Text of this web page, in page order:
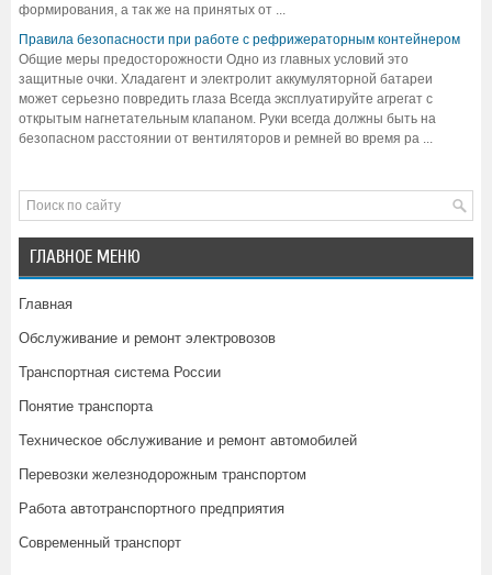
формирования, а так же на принятых от ...
Правила безопасности при работе с рефрижераторным контейнером
Общие меры предосторожности Одно из главных условий это
защитные очки. Хладагент и электролит аккумуляторной батареи
может серьезно повредить глаза Всегда эксплуатируйте агрегат с
открытым нагнетательным клапаном. Руки всегда должны быть на
безопасном расстоянии от вентиляторов и ремней во время ра ...
ГЛАВНОЕ МЕНЮ
Главная
Обслуживание и ремонт электровозов
Транспортная система России
Понятие транспорта
Техническое обслуживание и ремонт автомобилей
Перевозки железнодорожным транспортом
Работа автотранспортного предприятия
Современный транспорт